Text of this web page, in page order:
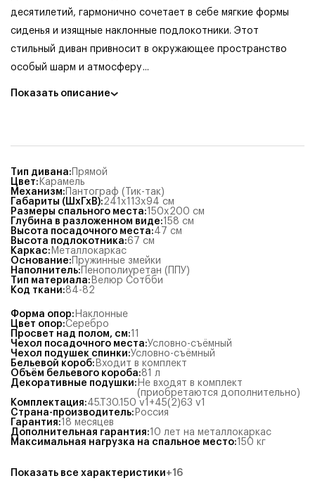
десятилетий, гармонично сочетает в себе мягкие формы
сиденья и изящные наклонные подлокотники. Этот
стильный диван привносит в окружающее пространство
особый шарм и атмосферу ...
Показать описание
Тип дивана: Прямой
Цвет: Карамель
Механизм: Пантограф (Тик-так)
Габариты (ШхГхВ):241x113x94 см
Размеры спального места:150x200 см
Глубина в разложенном виде:158 см
Высота посадочного места:47 см
Высота подлокотника:67 см
Каркас: Металлокаркас
Основание: Пружинные змейки
Наполнитель: Пенополиуретан (ППУ)
Тип материала: Велюр Сотбби
Код ткани:84-82
Форма опор: Наклонные
Цвет опор:Серебро
Просвет над полом, см:11
Чехол посадочного места:Условно-съёмный
Чехол подушек спинки:Условно-съёмный
Бельевой короб: Входит в комплект
Объём бельевого короба:81 л
Декоративные подушки: Не входят в комплект
(приобретаются дополнительно)
Комплектация:45.Т30.150 v1+45(2)63 v1
Страна-производитель: Россия
Гарантия:18 месяцев
Дополнительная гарантия:10 лет на металлокаркас
Максимальная нагрузка на спальное место:150 кг
Показать все характеристики+16